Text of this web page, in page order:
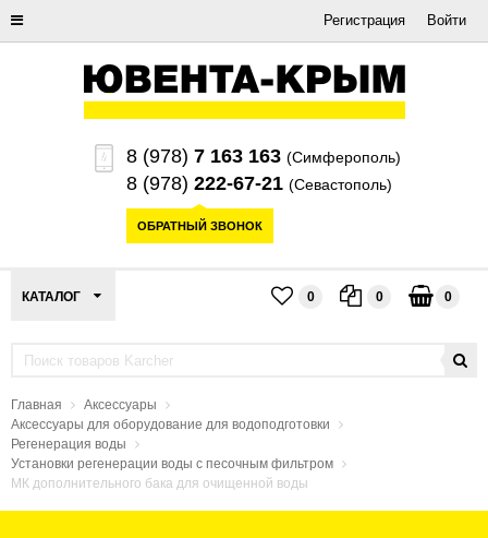
Регистрация Войти
8 (978) 7 163 163 (Симферополь)
8 (978) 222-67-21 (Севастополь)
ОБРАТНЫЙ ЗВОНОК
КАТАЛОГ 0 0 0
Главная
Аксессуары
Аксессуары для оборудование для водоподготовки
Регенерация воды
Установки регенерации воды с песочным фильтром
МК дополнительного бака для очищенной воды